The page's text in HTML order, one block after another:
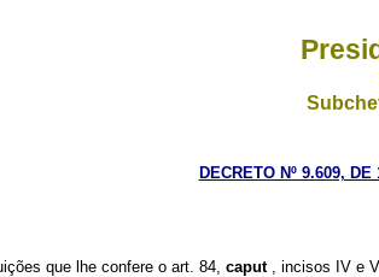
DECRETO Nº 9.609,
que lhe confere o art. 84, caput , incisos IV e